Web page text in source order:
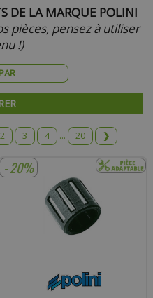
DE LA MARQUE POLINI
pièces, pensez à utiliser
!)
2 3 4 ... 20 ❯
- 20%
déstockage ? Il ne sera
si celui-ci est victime